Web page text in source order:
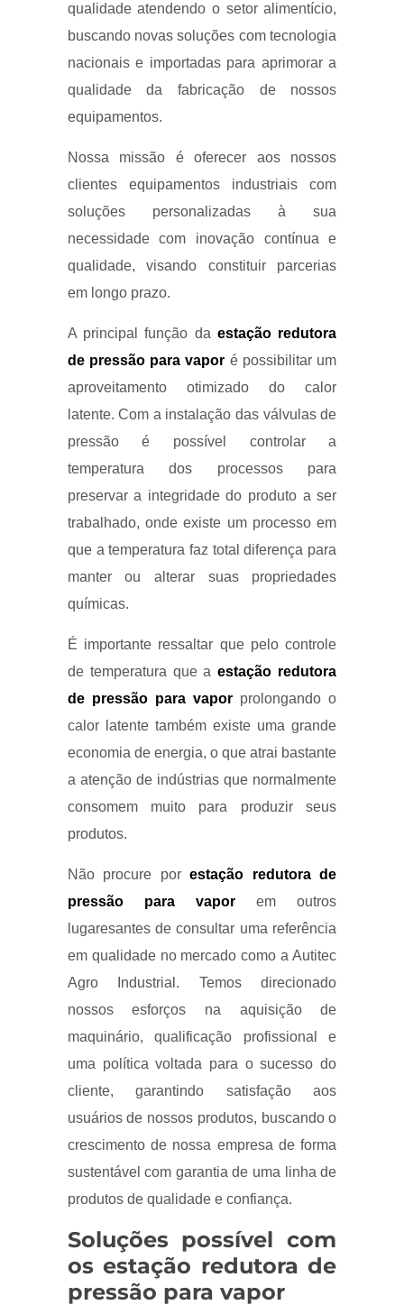
qualidade atendendo o setor alimentício,
buscando novas soluções com tecnologia
nacionais e importadas para aprimorar a
qualidade da fabricação de nossos
equipamentos.
Nossa missão é oferecer aos nossos
clientes equipamentos industriais com
soluções personalizadas à sua
necessidade com inovação contínua e
qualidade, visando constituir parcerias
em longo prazo.
A principal função da estação redutora
de pressão para vapor é possibilitar um
aproveitamento otimizado do calor
latente. Com a instalação das válvulas de
pressão é possível controlar a
temperatura dos processos para
preservar a integridade do produto a ser
trabalhado, onde existe um processo em
que a temperatura faz total diferença para
manter ou alterar suas propriedades
químicas.
É importante ressaltar que pelo controle
de temperatura que aestação redutora
de pressão para vapor prolongando o
calor latente também existe uma grande
economia de energia, o que atrai bastante
a atenção de indústrias que normalmente
consomem muito para produzir seus
produtos.
Não procure porestação redutora de
pressão para vaporem outros
lugaresantes de consultar uma referência
em qualidade no mercado como a Autitec
Agro Industrial. Temos direcionado
nossos esforços na aquisição de
maquinário, qualificação profissional e
uma política voltada para o sucesso do
cliente, garantindo satisfação aos
usuários de nossos produtos, buscando o
crescimento de nossa empresa de forma
sustentável com garantia de uma linha de
produtos de qualidade e confiança.
Soluções possível com
os estação redutora de
pressão para vapor